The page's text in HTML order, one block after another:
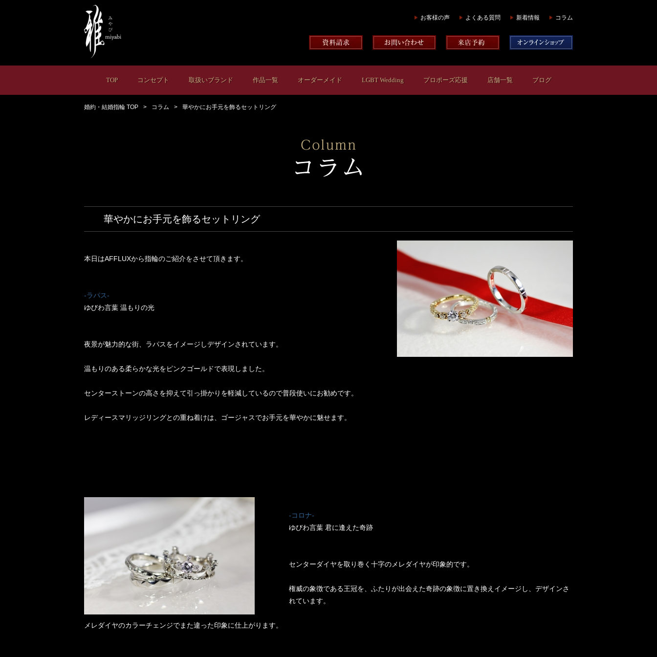
お客様の声 よくある質問 新着情報 コラム
TOP コンセプト 取扱いブランド 作品一覧 オーダーメイド LGBT Wedding プロポーズ応援 店舗一覧 ブログ
婚約・結婚指輪 TOP コラム 華やかにお手元を飾るセットリング
華やかにお手元を飾るセットリング
本日はAFFLUXから指輪のご紹介をさせて頂きます。
-ラパス-
ゆびわ言葉 温もりの光
夜景が魅力的な街、ラパスをイメージしデザインされています。
温もりのある柔らかな光をピンクゴールドで表現しました。
センターストーンの高さを抑えて引っ掛かりを軽減しているので普段使いにお勧めです。
レディースマリッジリングとの重ね着けは、ゴージャスでお手元を華やかに魅せます。
-コロナ-
ゆびわ言葉 君に逢えた奇跡
センターダイヤを取り巻く十字のメレダイヤが印象的です。
権威の象徴である王冠を、ふたりが出会えた奇跡の象徴に置き換えイメージし、デザインさ
れています。
メレダイヤのカラーチェンジでまた違った印象に仕上がります。